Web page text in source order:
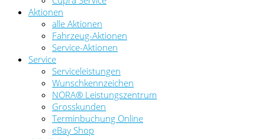
Aktionen
alle Aktionen
Fahrzeug-Aktionen
Service-Aktionen
Service
Serviceleistungen
Wunschkennzeichen
NORA® Leistungszentrum
Grosskunden
Terminbuchung Online
eBay Shop